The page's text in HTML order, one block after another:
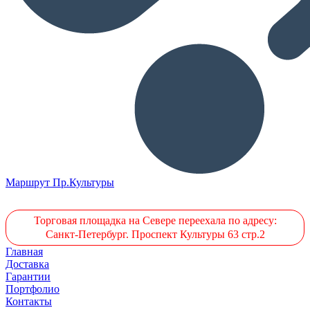
Маршрут Пр.Культуры
Торговая площадка на Севере переехала по адресу:
Санкт-Петербург. Проспект Культуры 63 стр.2
Главная
Доставка
Гарантии
Портфолио
Контакты